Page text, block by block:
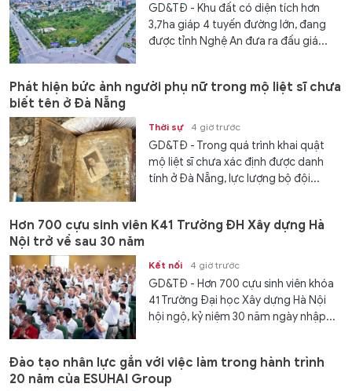
GD&TĐ - Khu đất có diện tích hơn
3,7ha giáp 4 tuyến đường lớn, đang
được tỉnh Nghệ An đưa ra đấu giá...
Phát hiện bức ảnh người phụ nữ trong mộ liệt sĩ chưa
biết tên ở Đà Nẵng
Thời sự 4 giờ trước
GD&TĐ - Trong quá trình khai quật
mộ liệt sĩ chưa xác định được danh
tính ở Đà Nẵng, lực lượng bộ đội...
Hơn 700 cựu sinh viên K41 Trường ĐH Xây dựng Hà
Nội trở về sau 30 năm
Kết nối 4 giờ trước
GD&TĐ - Hơn 700 cựu sinh viên khóa
41 Trường Đại học Xây dựng Hà Nội
hội ngộ, kỷ niệm 30 năm ngày nhập...
Đào tạo nhân lực gắn với việc làm trong hành trình
20 năm của ESUHAI Group